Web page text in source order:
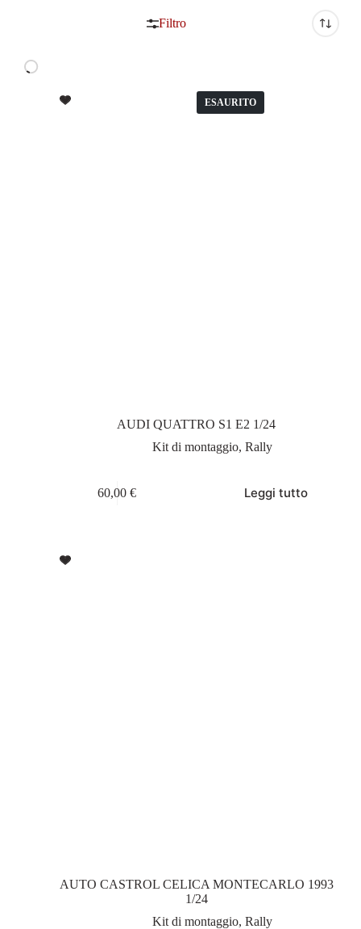
Filtro
ESAURITO
AUDI QUATTRO S1 E2 1/24
Kit di montaggio,Rally
60,00€ Leggi tutto
AUTO CASTROL CELICA MONTECARLO 1993
1/24
Kit di montaggio,Rally